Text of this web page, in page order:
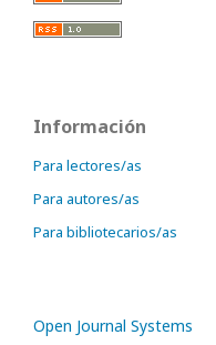
Información
Para lectores/as
Para autores/as
Para bibliotecarios/as
Open Journal Systems